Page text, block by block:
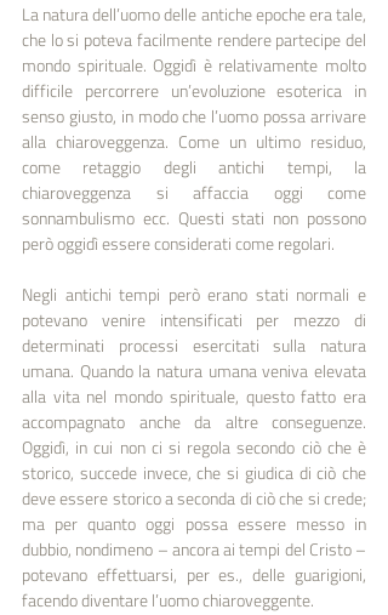
La natura dell’uomo delle antiche epoche era tale,
che lo si poteva facilmente rendere partecipe del
mondo spirituale. Oggidì è relativamente molto
difficile percorrere un’evoluzione esoterica in
senso giusto, in modo che l’uomo possa arrivare
alla chiaroveggenza. Come un ultimo residuo,
come retaggio degli antichi tempi, la
chiaroveggenza si affaccia oggi come
sonnambulismo ecc. Questi stati non possono
però oggidì essere considerati come regolari.
Negli antichi tempi però erano stati normali e
potevano venire intensificati per mezzo di
determinati processi esercitati sulla natura
umana. Quando la natura umana veniva elevata
alla vita nel mondo spirituale, questo fatto era
accompagnato anche da altre conseguenze.
Oggidì, in cui non ci si regola secondo ciò che è
storico, succede invece, che si giudica di ciò che
deve essere storico a seconda di ciò che si crede;
ma per quanto oggi possa essere messo in
dubbio, nondimeno – ancora ai tempi del Cristo –
potevano effettuarsi, per es., delle guarigioni,
facendo diventare l’uomo chiaroveggente.